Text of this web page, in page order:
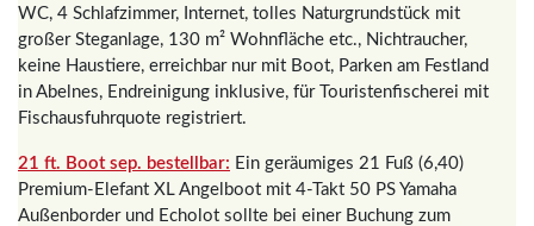
WC, 4 Schlafzimmer, Internet, tolles Naturgrundstück mit
großer Steganlage, 130 m² Wohnfläche etc., Nichtraucher,
keine Haustiere, erreichbar nur mit Boot, Parken am Festland
in Abelnes, Endreinigung inklusive, für Touristenfischerei mit
Fischausfuhrquote registriert.
21 ft. Boot sep. bestellbar: Ein geräumiges 21 Fuß (6,40)
Premium-Elefant XL Angelboot mit 4-Takt 50 PS Yamaha
Außenborder und Echolot sollte bei einer Buchung zum